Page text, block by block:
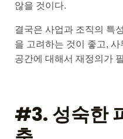
않을 것이다.
결국은 사업과 조직의 특
을 고려하는 것이 좋고,
공간에 대해서 재정의가
#3. 성숙한